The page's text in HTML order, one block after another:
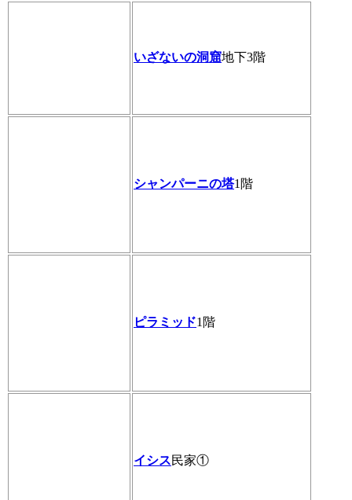
いざないの洞窟地下3階
シャンパーニの塔1階
ピラミッド1階
イシス民家①